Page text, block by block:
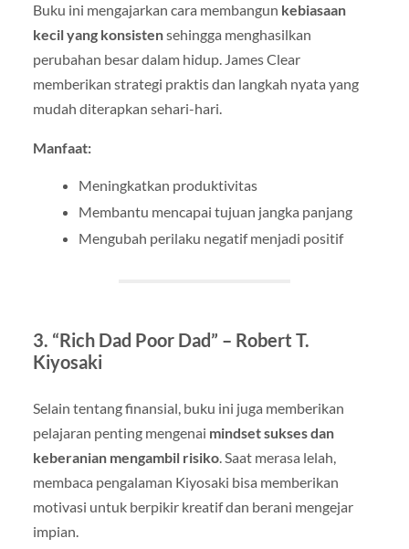
Buku ini mengajarkan cara membangun kebiasaan
kecil yang konsistensehingga menghasilkan
perubahan besar dalam hidup. James Clear
memberikan strategi praktis dan langkah nyata yang
mudah diterapkan sehari-hari.
Manfaat:
Meningkatkan produktivitas
Membantu mencapai tujuan jangka panjang
Mengubah perilaku negatif menjadi positif
3. “Rich Dad Poor Dad” – Robert T.
Kiyosaki
Selain tentang finansial, buku ini juga memberikan
pelajaran penting mengenai mindset sukses dan
keberanian mengambil risiko. Saat merasa lelah,
membaca pengalaman Kiyosaki bisa memberikan
motivasi untuk berpikir kreatif dan berani mengejar
impian.